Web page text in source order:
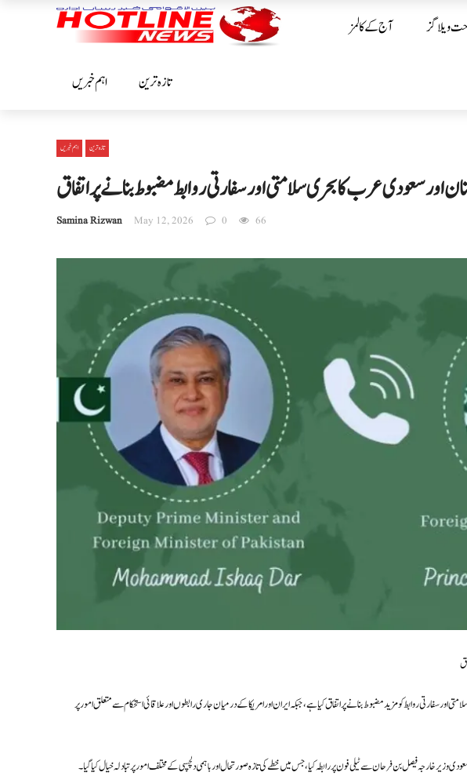
آج کے کالمز ویلاگز
اہم خبریں تازہ ترین
اہم خبریں تازہ ترین
اور سعودی عرب کا بحری سلامتی اور سفارتی روابط مضبوط بنانے پر اتفاق
Samina Rizwan May 12, 2026 0 66
سفارتی روابط کو مزید مضبوط بنانے پر اتفاق کیا ہے، جبکہ ایران اور امریکا کے درمیان جاری رابطوں اور علاقائی استحکام سے متعلق امور پر
وزیر خارجہ فیصل بن فرحان سے ٹیلی فون پر رابطہ کیا، جس میں خطے کی تازہ صورتحال اور باہمی دلچسپی کے مختلف امور پر تبادلہ خیال کیا گیا۔